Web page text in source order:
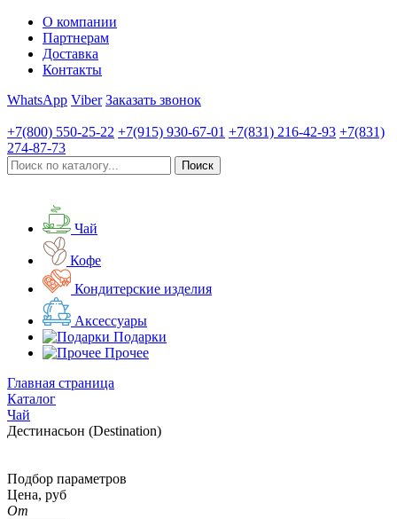
О компании
Партнерам
Доставка
Контакты
WhatsApp Viber Заказать звонок
+7(800) 550-25-22 +7(915) 930-67-01 +7(831) 216-42-93 +7(831)
274-87-73
Чай
Кофе
Кондитерские изделия
Аксессуары
Подарки
Прочее
Главная страница
Каталог
Чай
Дестинасьон (Destination)
Подбор параметров
Цена, руб
От